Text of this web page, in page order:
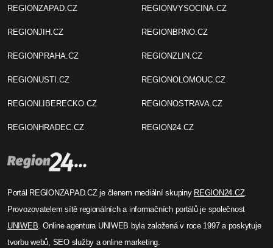
REGIONZAPAD.CZ
REGIONJIH.CZ
REGIONPRAHA.CZ
REGIONUSTI.CZ
REGIONLIBERECKO.CZ
REGIONHRADEC.CZ
REGIONVYSOCINA.CZ
REGIONBRNO.CZ
REGIONZLIN.CZ
REGIONOLOMOUC.CZ
REGIONOSTRAVA.CZ
REGION24.CZ
Portál REGIONZAPAD.CZ je členem mediální skupiny REGION24.CZ.
Provozovatelem sítě regionálních a informačních portálů je společnost
UNIWEB. Online agentura UNIWEB byla založená v roce 1997 a poskytuje
tvorbu webů, SEO služby a online marketing.